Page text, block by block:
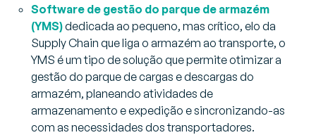
Software de gestão do parque de armazém
(YMS)dedicada ao pequeno, mas crítico, elo da
Supply Chain que liga o armazém ao transporte, o
YMS é um tipo de solução que permite otimizar a
gestão do parque de cargas e descargas do
armazém, planeando atividades de
armazenamento e expedição e sincronizando-as
com as necessidades dos transportadores.